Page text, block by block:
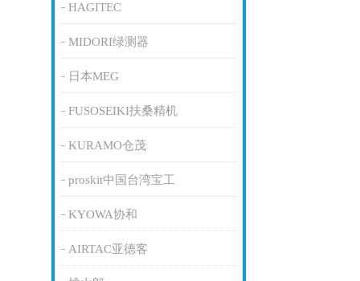
HAGITEC
MIDORI绿测器
日本MEG
FUSOSEIKI扶桑精机
KURAMO仓茂
proskit中国台湾宝工
KYOWA协和
AIRTAC亚德客